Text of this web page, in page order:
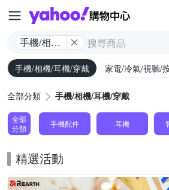
Yahoo
手機/相機/
耳機/穿戴
手機/相機/耳機/穿戴 家電/冷氣/視聽/
全部分類 手機/相機/耳機/穿戴
全部
分類
手機配件 耳機
精選活動